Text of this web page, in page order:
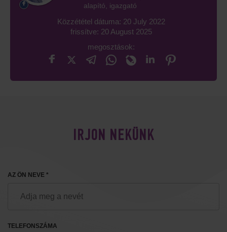
alapító, igazgató
Közzététel dátuma: 20 July 2022
frissítve: 20 August 2025
megosztások:
IRJON NEKÜNK
AZ ÖN NEVE *
TELEFONSZÁMA